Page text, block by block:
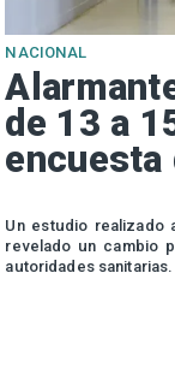
NACIONAL
de 13 a
encuesta
Un estudio realizado
revelado un cambio
autoridades sanitarias.